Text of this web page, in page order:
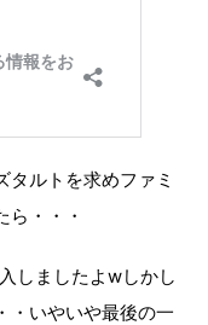
タルトを求めファミ
ら・・・
しましたよwしかし
・いやいや最後の一